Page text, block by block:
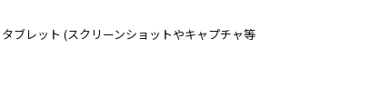
ブレット (スクリーンショットやキャプチャ等